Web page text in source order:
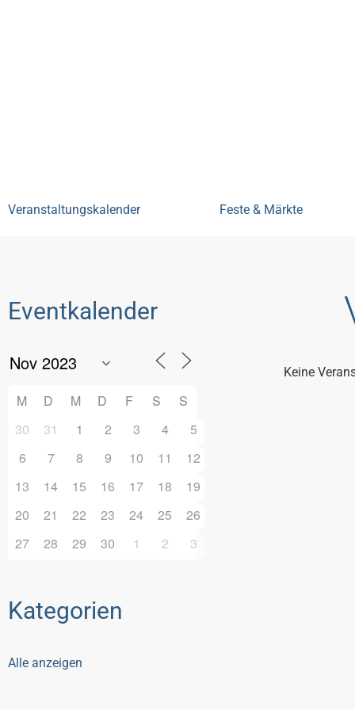
Veranstaltungskalender Feste & Märkte
Eventkalender
M D M D F S
S
30
31 1 2 3 4
5
6
7 8 9 10 11
12
13
14 15 16 17 18
19
20
21 22 23 24 25
26
27
28 29 30 1 2 3
Kategorien
Alle anzeigen
Keine